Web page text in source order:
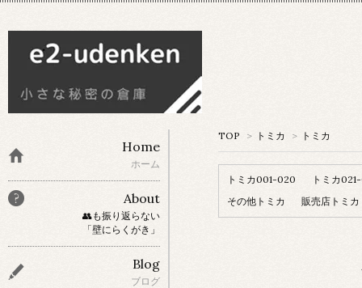
TOP > トミカ > トミカ
トミカ001-020
トミカ
その他トミカ
販売店トミカ
Home
ホーム
About
👥も振り返らない
「壁にらくがき」
Blog
ブログ